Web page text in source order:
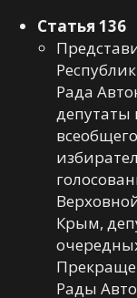
Статья 136
Рада
депутаты
Крым,
Рады